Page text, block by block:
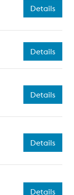
Details
Details
Details
Details
Details